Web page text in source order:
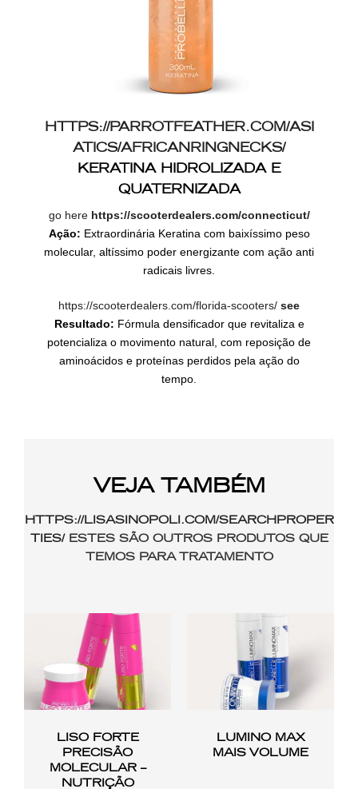
HTTPS://PARROTFEATHER.COM/ASI
ATICS/AFRICANRINGNECKS/
KERATINA HIDROLIZADA E
QUATERNIZADA
go here https://scooterdealers.com/connecticut/
Ação: Extraordinária Keratina com baixíssimo peso
molecular, altíssimo poder energizante com ação anti
radicais livres.
https://scooterdealers.com/florida-scooters/ see
Resultado: Fórmula densificador que revitaliza e
potencializa o movimento natural, com reposição de
aminoácidos e proteínas perdidos pela ação do
tempo.
VEJA TAMBÉM
HTTPS://LISASINOPOLI.COM/SEARCHPROPER
TIES/ESTES SÃO OUTROS PRODUTOS QUE
TEMOS PARA TRATAMENTO
LISO FORTE
PRECISÃO
MOLECULAR –
NUTRIÇÃO
LUMINO MAX
MAIS VOLUME